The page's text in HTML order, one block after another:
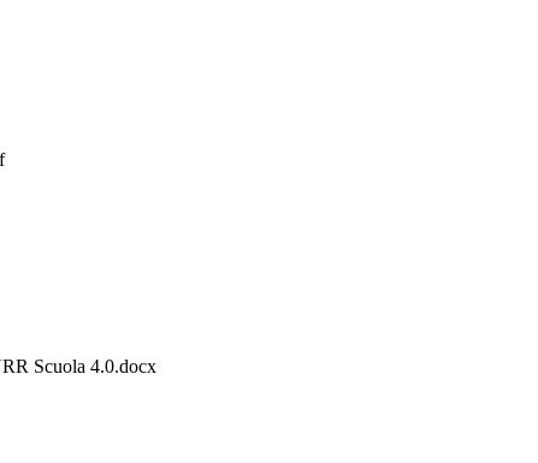
Scuola 4.0.docx